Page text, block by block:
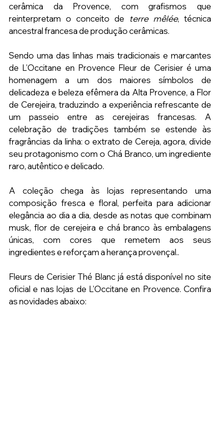
cerâmica da Provence, com grafismos que
reinterpretam o conceito de terre mêlée, técnica
ancestral francesa de produção cerâmicas.
Sendo uma das linhas mais tradicionais e marcantes
de L’Occitane en Provence Fleur de Cerisier é uma
homenagem a um dos maiores símbolos de
delicadeza e beleza efêmera da Alta Provence, a Flor
de Cerejeira, traduzindo a experiência refrescante de
um passeio entre as cerejeiras francesas. A
celebração de tradições também se estende às
fragrâncias da linha: o extrato de Cereja, agora, divide
seu protagonismo com o Chá Branco, um ingrediente
raro, autêntico e delicado.
A coleção chega às lojas representando uma
composição fresca e floral, perfeita para adicionar
elegância ao dia a dia, desde as notas que combinam
musk, flor de cerejeira e chá branco às embalagens
únicas, com cores que remetem aos seus
ingredientes e reforçam a herança provençal..
Fleurs de Cerisier Thé Blanc já está disponível no site
oficial e nas lojas de L’Occitane en Provence. Confira
as novidades abaixo: